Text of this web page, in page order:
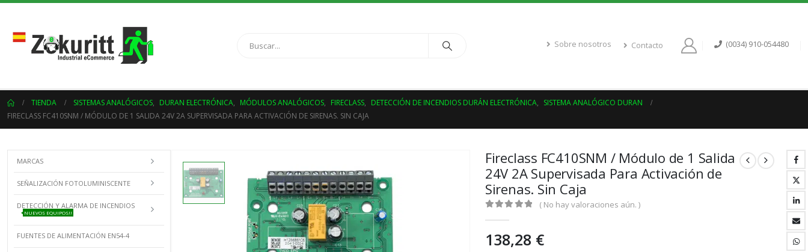
Sobre nosotros Contacto (0034) 910-054480
TIENDA SISTEMAS ANALÓGICOS, DURAN ELECTRÓNICA, MÓDULOS ANALÓGICOS, FIRECLASS, DETECCIÓN DE INCENDIOS DURÁN ELECTRÓNICA, SISTEMA ANALÓGICO DURAN
FIRECLASS FC410SNM / MÓDULO DE 1 SALIDA 24V 2A SUPERVISADA PARA ACTIVACIÓN DE SIRENAS. SIN CAJA
Fireclass FC410SNM / Módulo de 1 Salida
24V 2A Supervisada Para Activación de
Sirenas. Sin Caja
( No hay valoraciones aún. )
138,28 €
MARCAS
SEÑALIZACIÓN FOTOLUMINISCENTE
DETECCIÓN Y ALARMA DE INCENDIOS
NUEVOS EQUIPOS!!
FUENTES DE ALIMENTACIÓN EN54-4